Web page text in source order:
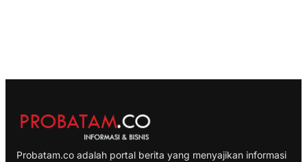
Probatam.co adalah portal berita yang menyajikan informasi